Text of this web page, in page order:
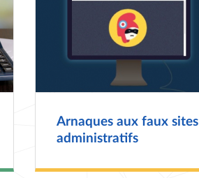
Arnaques aux faux sites
administratifs